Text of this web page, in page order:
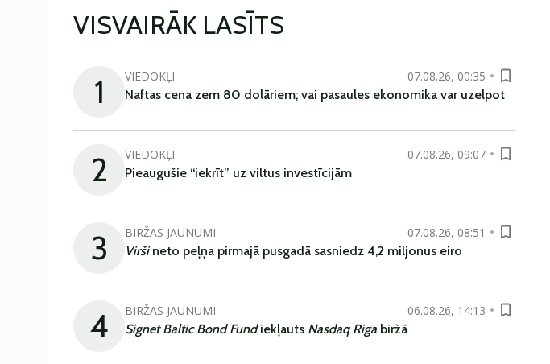
VISVAIRĀK LASĪTS
1 VIEDOKĻI
07.08.26, 00:35
Naftas cena zem 80 dolāriem; vai pasaules ekonomika var uzelpot
2 VIEDOKĻI
07.08.26, 09:07
Pieaugušie “iekrīt” uz viltus investīcijām
3 BIRŽAS JAUNUMI
07.08.26, 08:51
Viršineto peļņa pirmajā pusgadā sasniedz 4,2 miljonus eiro
4 BIRŽAS JAUNUMI
06.08.26, 14:13
Signet Baltic Bond Fundiekļauts Nasdaq Riga biržā